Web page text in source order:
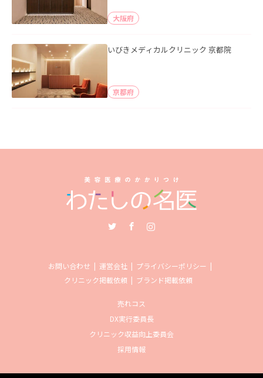
大阪府
いびきメディカルクリニック 京都院
京都府
お問い合わせ 運営会社
プライバシーポリシー
クリニック掲載依頼
ブランド掲載依頼
売れコス
DX実行委員長
クリニック収益向上委員会
採用情報